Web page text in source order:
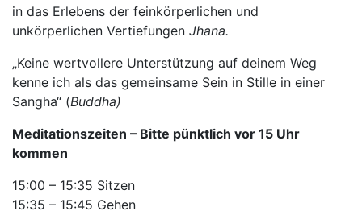
in das Erlebens der feinkörperlichen und
unkörperlichen Vertiefungen Jhana.
„Keine wertvollere Unterstützung auf deinem Weg
kenne ich als das gemeinsame Sein in Stille in einer
Sangha“ (Buddha)
Meditationszeiten – Bitte pünktlich vor 15 Uhr
kommen
15:00 – 15:35 Sitzen
15:35 – 15:45 Gehen